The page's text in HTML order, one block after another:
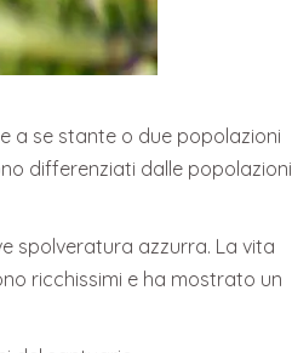
a se stante o due popolazioni
differenziati dalle popolazioni
spolveratura azzurra. La vita
ricchissimi e ha mostrato un